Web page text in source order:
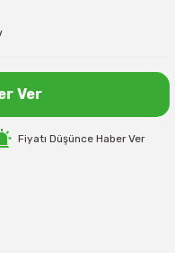
Ver
Fiyatı Düşünce Haber Ver